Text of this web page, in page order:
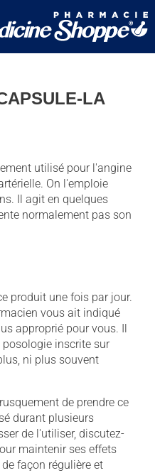
LA
utilisé pour l'angine
On l'emploie
Il agit en quelques
normalement pas son
produit une fois par jour.
vous ait indiqué
approprié pour vous. Il
inscrite sur
ni plus souvent
de prendre ce
durant plusieurs
de l'utiliser, discutez-
maintenir ses effets
façon régulière et